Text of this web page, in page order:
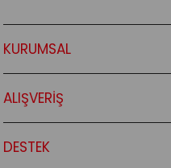
KURUMSAL
ALIŞVERİŞ
DESTEK